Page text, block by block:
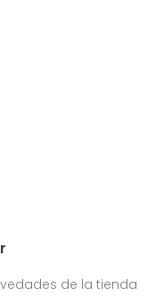
de la tienda